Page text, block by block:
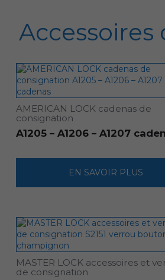
Accessoires
AMERICAN LOCK cadenas de
consignation
A1205 – A1206 – A1207
EN SAVOIR PLUS
MASTER LOCK accessoires et
de consignation